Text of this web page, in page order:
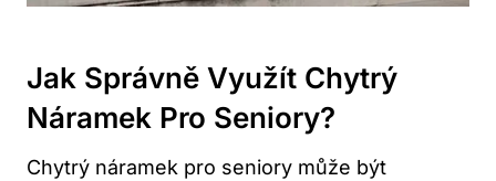
Jak Správně Využít Chytrý
Náramek ⁣pro Seniory?
Chytrý náramek pro seniory může být